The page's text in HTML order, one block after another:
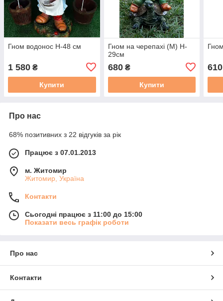
Гном водонос H-48 см
1 580 ₴
Купити
Гном на черепахі (М) H-
29см
680₴
Купити
610
Про нас
68% позитивних з 22 відгуків за рік
Працює з 07.01.2013
м. Житомир
Житомир, Україна
Контакти
Сьогодні працює з 11:00 до 15:00
Показати весь графік роботи
Про нас
Контакти